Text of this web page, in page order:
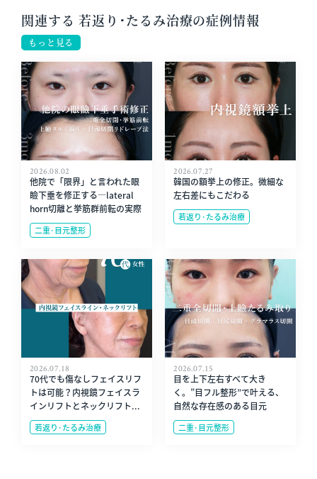
関連する 若返り･たるみ治療の症例情報
もっと見る
2026.08.02
他院で「限界」と言われた眼
瞼下垂を修正する—lateral
horn切離と挙筋群前転の実際
二重･目元整形
2026.07.27
韓国の額挙上の修正。微細な
左右差にもこだわる
若返り･たるみ治療
2026.07.18
70代でも傷なしフェイスリフ
トは可能？内視鏡フェイスラ
インリフトとネックリフト...
若返り･たるみ治療
2026.07.15
目を上下左右すべて大き
く。”目フル整形”で叶える、
自然な存在感のある目元
二重･目元整形